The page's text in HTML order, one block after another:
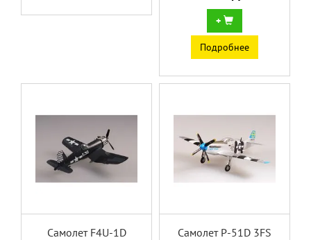
+
Подробнее
Самолет F4U-1D
Самолет P-51D 3FS